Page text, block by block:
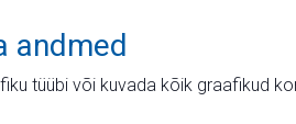
andmed
tüübi või kuvada kõik graafikud